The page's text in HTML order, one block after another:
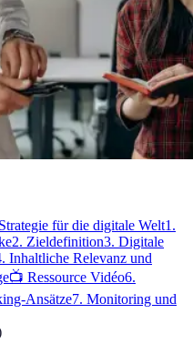
für die digitale Welt1.
2. Zieldefinition3. Digitale
Inhaltliche Relevanz und
📺 Ressource Vidéo6.
Ansätze7. Monitoring und